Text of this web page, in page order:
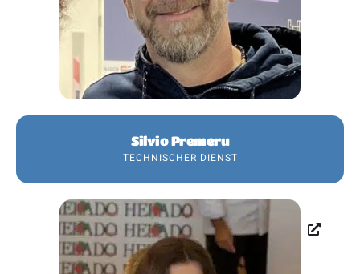
Silvio Premeru
TECHNISCHER DIENST